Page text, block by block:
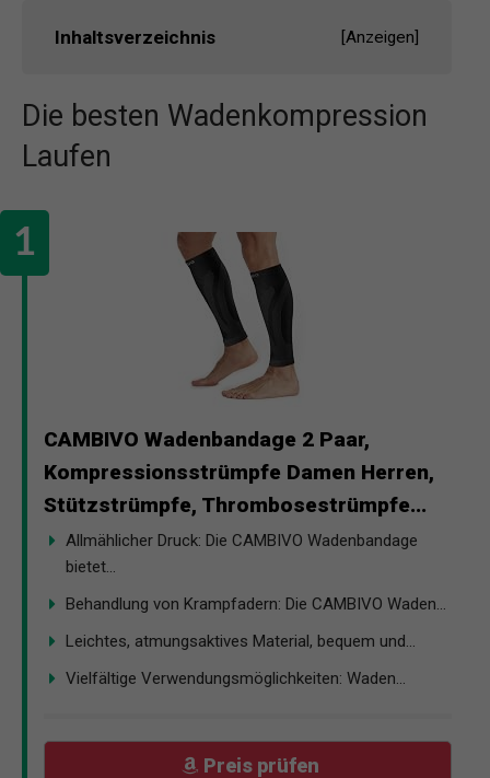
Inhaltsverzeichnis [Anzeigen]
Die besten Wadenkompression
Laufen
CAMBIVO Wadenbandage 2 Paar,
Kompressionsstrümpfe Damen Herren,
Stützstrümpfe, Thrombosestrümpfe...
Allmählicher Druck: Die CAMBIVO Wadenbandage
bietet...
Behandlung von Krampfadern: Die CAMBIVO Waden...
Leichtes, atmungsaktives Material, bequem und...
Vielfältige Verwendungsmöglichkeiten: Waden...
Preis prüfen